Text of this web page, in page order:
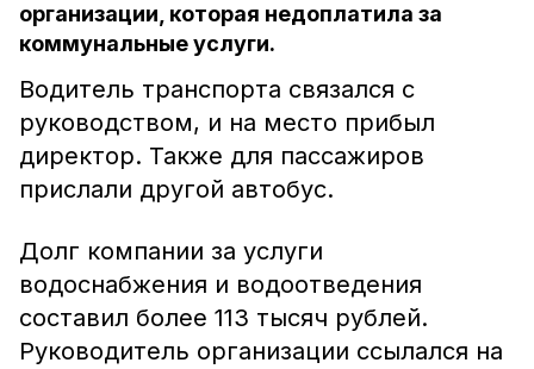
организации, которая недоплатила за
коммунальные услуги.
Водитель транспорта связался с
руководством, и на место прибыл
директор. Также для пассажиров
прислали другой автобус.
Долг компании за услуги
водоснабжения и водоотведения
составил более 113 тысяч рублей.
Руководитель организации ссылался на